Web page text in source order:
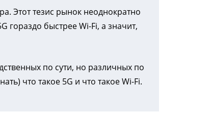
Этот тезис рынок неоднократно
гораздо быстрее Wi-Fi, а значит,
по сути, но различных по
что такое 5G и что такое Wi-Fi.